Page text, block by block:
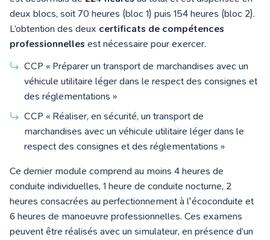
deux blocs, soit 70 heures (bloc 1) puis 154 heures (bloc 2).
L’obtention des deux certificats de compétences
professionnelles est nécessaire pour exercer.
CCP « Préparer un transport de marchandises avec un
véhicule utilitaire léger dans le respect des consignes et
des réglementations »
CCP « Réaliser, en sécurité, un transport de
marchandises avec un véhicule utilitaire léger dans le
respect des consignes et des réglementations »
Ce dernier module comprend au moins 4 heures de
conduite individuelles, 1 heure de conduite nocturne, 2
heures consacrées au perfectionnement à l'écoconduite et
6 heures de manoeuvre professionnelles. Ces examens
peuvent être réalisés avec un simulateur, en présence d’un